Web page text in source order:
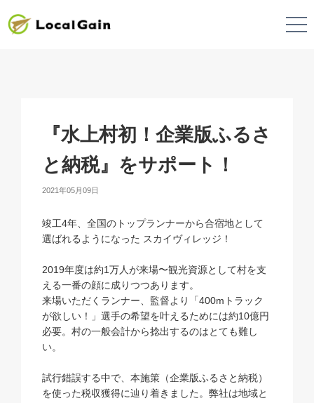
『水上村初！企業版ふるさ
と納税』をサポート！
2021年05月09日
竣工4年、全国のトップランナーから合宿地として
選ばれるようになった スカイヴィレッジ ！
2019年度は約1万人が来場〜観光資源として村を支
える一番の顔に成りつつあります。
来場いただくランナー、監督より「400mトラック
が欲しい！」選手の希望を叶えるためには約10億円
必要。村の一般会計から捻出するのはとても難し
い。
試行錯誤する中で、本施策（企業版ふるさと納税）
を使った税収獲得に辿り着きました。弊社は地域と